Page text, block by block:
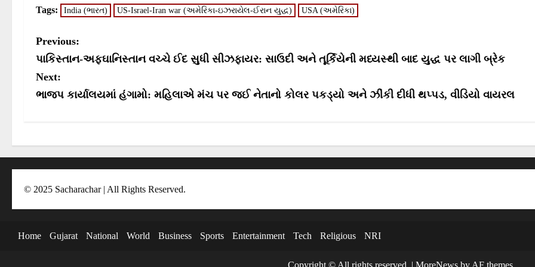
r
e
r
e
r
e
Tags: India (ભારત) US-Israel-Iran war (અમેરિકા-ઇઝરાયેલ-ઈરાન યુદ્ધ) USA (અમેરિકા)
P
o
s
t
v
g
t
Previous:
પાકિસ્તાન-અફઘાનિસ્તાન વચ્ચે ઈદ સુધી સીઝફાયર: સાઉદી અને તૂર્કિયેની મધ્યસ્થી બાદ યુદ્ધ પર લાગી બ્રેક
Next:
ભાજપ કાર્યાલયમાં હંગામો: મહિલાએ મંચ પર જઈ નેતાનો કોલર પકડ્યો અને ઝીંકી દીધી થપ્પડ, વીડિયો વાયરલ
© 2025 Sacharachar | All Rights Reserved.
Home Gujarat National World Business Sports Entertainment Tech Religious NRI
Copyright © All rights reserved. | MoreNewsby AF themes.